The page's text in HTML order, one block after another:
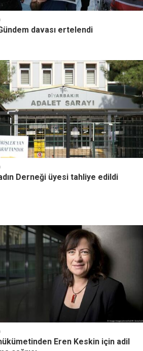
davası ertelendi
Derneği üyesi tahliye edildi
Eren Keskin için adil